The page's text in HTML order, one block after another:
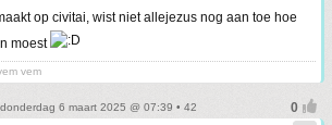
op civitai, wist niet allejezus nog aan toe hoe
moest
vem
donderdag 6 maart 2025 @ 07:39 • 42